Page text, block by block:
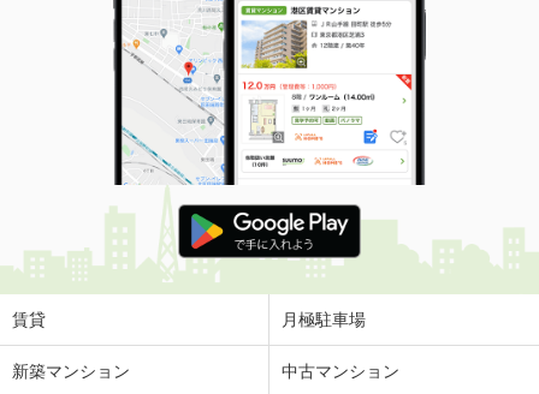
賃貸 月極駐車場
新築マンション 中古マンション